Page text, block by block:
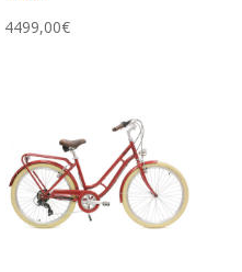
4499,00€